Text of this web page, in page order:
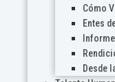
Cómo
Entes
Desde